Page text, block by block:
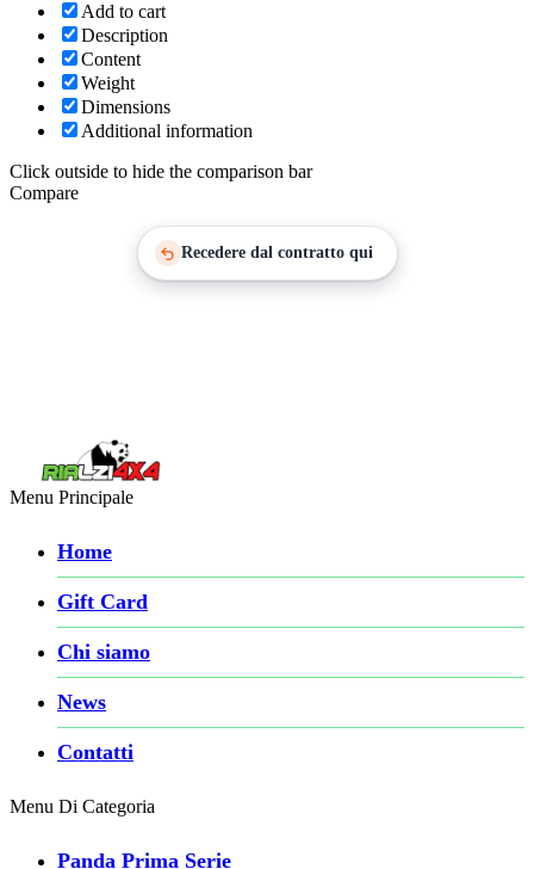
Add to cart
Description
Content
Weight
Dimensions
Additional information
Click outside to hide the comparison bar
Compare
Recedere dal contratto qui
Menu Principale
Home
Gift Card
Chi siamo
News
Contatti
Menu Di Categoria
Panda Prima Serie